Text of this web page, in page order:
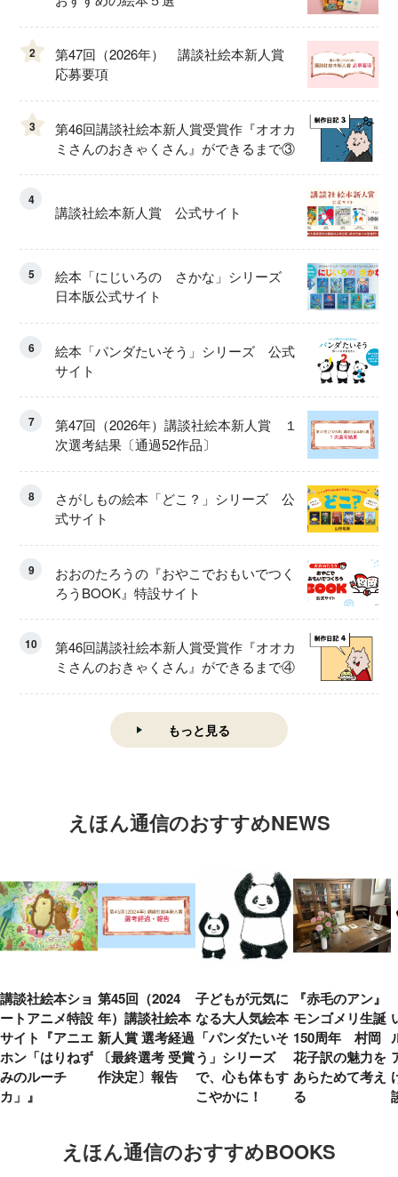
2
第47回（2026年） 講談社絵本新人賞
応募要項
3
第46回講談社絵本新人賞受賞作『オオカ
ミさんのおきゃくさん』ができるまで③
4
講談社絵本新人賞 公式サイト
5
絵本「にじいろの さかな」シリーズ
日本版公式サイト
6
絵本「パンダたいそう」シリーズ 公式
サイト
7
第47回（2026年）講談社絵本新人賞 １
次選考結果〔通過52作品〕
8
さがしもの絵本「どこ？」シリーズ 公
式サイト
9
おおのたろうの『おやこでおもいでつく
ろうBOOK』特設サイト
10
第46回講談社絵本新人賞受賞作『オオカ
ミさんのおきゃくさん』ができるまで④
もっと見る
えほん通信のおすすめNEWS
講談社絵本ショ
ートアニメ特設
サイト『アニエ
ホン「はりねず
みのルーチ
カ」』
第45回（2024
年）講談社絵本
新人賞 選考経過
〔最終選考 受賞
作決定〕報告
子どもが元気に
なる大人気絵本
「パンダたいそ
う」シリーズ
で、心も体もす
こやかに！
『赤毛のアン』
モンゴメリ生誕
150周年 村岡
花子訳の魅力を
あらためて考え
る
えほん通信のおすすめBOOKS